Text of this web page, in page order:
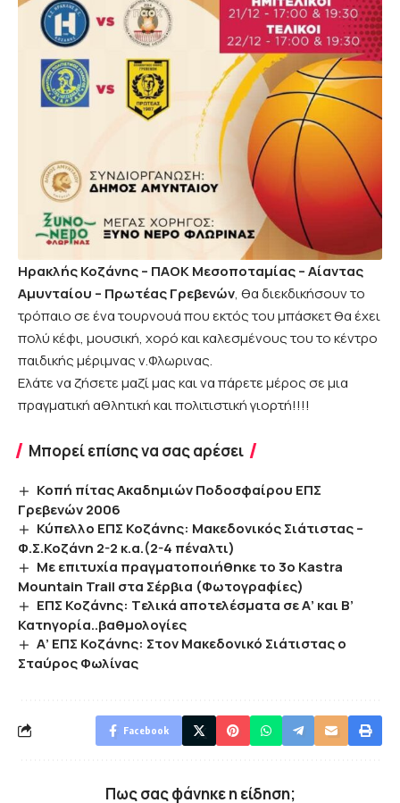
Ηρακλής Κοζάνης – ΠΑΟΚ Μεσοποταμίας – Αίαντας
Αμυνταίου – Πρωτέας Γρεβενών, θα διεκδικήσουν το
τρόπαιο σε ένα τουρνουά που εκτός του μπάσκετ θα έχει
πολύ κέφι, μουσική, χορό και καλεσμένους του το κέντρο
παιδικής μέριμνας ν.Φλωρινας.
Ελάτε να ζήσετε μαζί μας και να πάρετε μέρος σε μια
πραγματική αθλητική και πολιτιστική γιορτή!!!!
Μπορεί επίσης να σας αρέσει
Κοπή πίτας Ακαδημιών Ποδοσφαίρου ΕΠΣ
Γρεβενών 2006
Κύπελλο ΕΠΣ Κοζάνης: Μακεδονικός Σιάτιστας –
Φ.Σ.Κοζάνη 2-2 κ.α.(2-4 πέναλτι)
Με επιτυχία πραγματοποιήθηκε το 3ο Kastra
Mountain Trail στα Σέρβια (Φωτογραφίες)
ΕΠΣ Κοζάνης: Tελικά αποτελέσματα σε Α’ και Β’
Κατηγορία..βαθμολογίες
Α’ ΕΠΣ Κοζάνης: Στον Μακεδονικό Σιάτιστας ο
Σταύρος Φωλίνας
Facebook
Πως σας φάνηκε η είδηση;